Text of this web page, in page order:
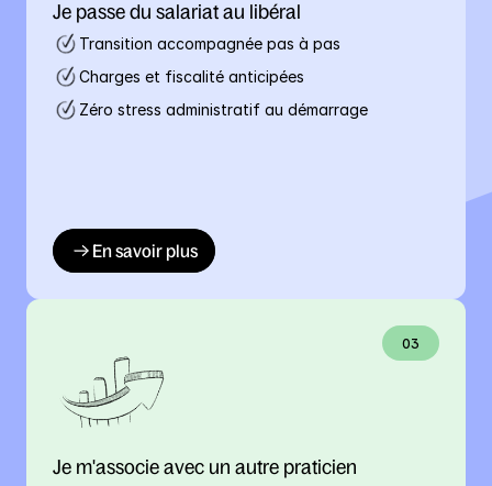
Je passe du salariat au libéral
Transition accompagnée pas à pas
Charges et fiscalité anticipées
Zéro stress administratif au démarrage
En savoir plus
03
Je m'associe avec un autre praticien